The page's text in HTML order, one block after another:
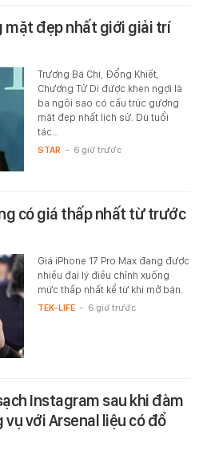
mặt đẹp nhất giới giải trí
Trương Bá Chi, Đổng Khiết,
Chương Tử Di được khen ngợi là
ba ngôi sao có cấu trúc gương
mặt đẹp nhất lịch sử. Dù tuổi
tác…
STAR - 6 giờ trước
có giá thấp nhất từ trước
Giá iPhone 17 Pro Max đang được
nhiều đại lý điều chỉnh xuống
mức thấp nhất kể từ khi mở bán.
TEK-LIFE - 6 giờ trước
Instagram sau khi đàm
với Arsenal liệu có đổ